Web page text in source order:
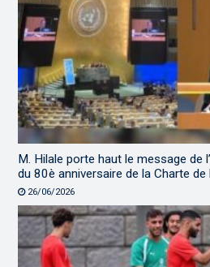
M. Hilale porte haut le message de
du 80è anniversaire de la Charte de
26/06/2026